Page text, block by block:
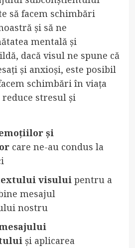
să facem schimbări
și să ne
mentală și
dacă visul ne spune că
și anxioși, este posibil
schimbări în viața
stresul și
și
care ne-au condus la
visuluipentru a
mesajul
nostru
și aplicarea